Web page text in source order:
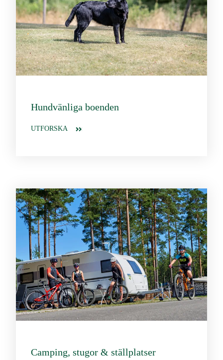
Hundvänliga boenden
UTFORSKA
Camping, stugor & ställplatser